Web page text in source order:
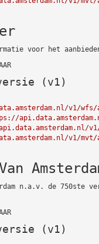
voor het
(v1)
v1/
v1/
n.a.v. de 750ste
(v1)